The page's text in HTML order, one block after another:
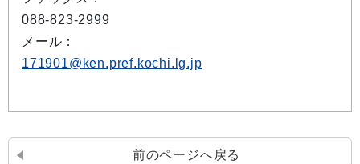
088-823-2999
メール：
171901@ken.pref.kochi.lg.jp
前のページへ戻る